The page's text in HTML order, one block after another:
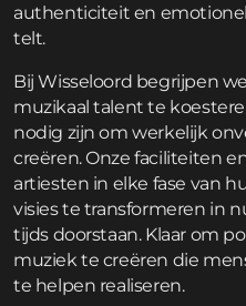
authenticiteit en
telt.
Bij Wisseloord begrijpen
muzikaal talent te
nodig zijn om werkelijk
creëren. Onze faciliteiten
artiesten in elke fase van
visies te transformeren in
tijds doorstaan. Klaar om
muziek te creëren die
te helpen realiseren.